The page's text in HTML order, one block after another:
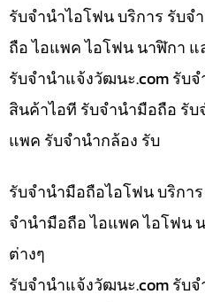
รับจำนำไอโฟน บริการ รับ
ถือ ไอแพค ไอโฟน นาฬิกา
รับจํานําแจ้งวัฒนะ.com รับ
สินค้าไอที รับจำนำมือถือ รั
แพค รับจำนำกล้อง รับ
รับจำนำมือถือไอโฟน บริกา
จำนำมือถือ ไอแพค ไอโฟน
ต่างๆ
รับจํานําแจ้งวัฒนะ.com รับ